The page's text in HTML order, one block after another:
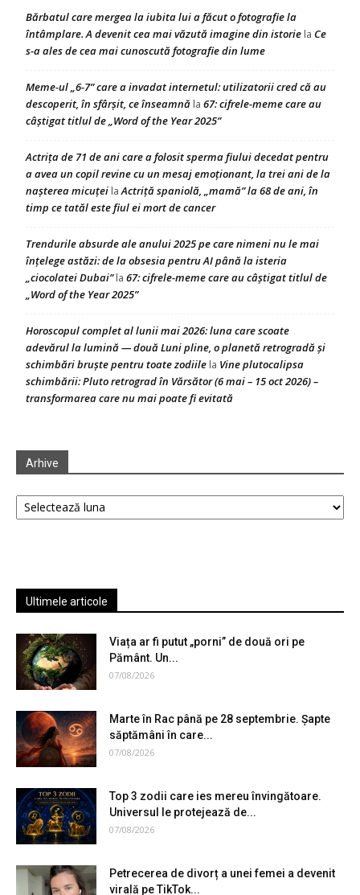
Bărbatul care mergea la iubita lui a făcut o fotografie la
întâmplare. A devenit cea mai văzută imagine din istorie la Ce
s-a ales de cea mai cunoscută fotografie din lume
Meme-ul „6-7” care a invadat internetul: utilizatorii cred că au
descoperit, în sfârșit, ce înseamnă la 67: cifrele-meme care au
câștigat titlul de „Word of the Year 2025”
Actrița de 71 de ani care a folosit sperma fiului decedat pentru
a avea un copil revine cu un mesaj emoționant, la trei ani de la
nașterea micuței laActriță spaniolă, „mamă” la 68 de ani, în
timp ce tatăl este fiul ei mort de cancer
Trendurile absurde ale anului 2025 pe care nimeni nu le mai
înțelege astăzi: de la obsesia pentru AI până la isteria
„ciocolatei Dubai”la 67: cifrele-meme care au câștigat titlul de
„Word of the Year 2025”
Horoscopul complet al lunii mai 2026: luna care scoate
adevărul la lumină — două Luni pline, o planetă retrogradă și
schimbări bruște pentru toate zodiile la Vine plutocalipsa
schimbării: Pluto retrograd în Vărsător (6 mai – 15 oct 2026) –
transformarea care nu mai poate fi evitată
Arhive
Arhive
Ultimele articole
Viața ar fi putut „porni” de două ori pe
Pământ. Un...
07/08/2026
Marte în Rac până pe 28 septembrie. Șapte
săptămâni în care...
07/08/2026
Top 3 zodii care ies mereu învingătoare.
Universul le protejează de...
07/08/2026
Petrecerea de divorț a unei femei a devenit
virală pe TikTok...